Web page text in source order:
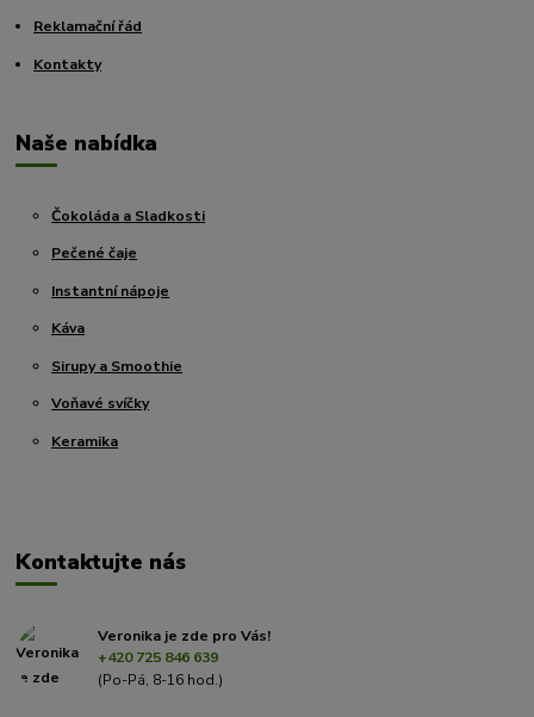
Reklamační řád
Kontakty
Naše nabídka
Čokoláda a Sladkosti
Pečené čaje
Instantní nápoje
Káva
Sirupy a Smoothie
Voňavé svíčky
Keramika
Kontaktujte nás
Veronika je zde pro Vás!
+420 725 846 639
(Po-Pá, 8-16 hod.)